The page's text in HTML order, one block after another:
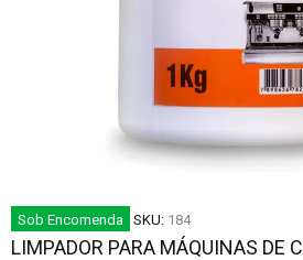
Sob Encomenda SKU: 184
LIMPADOR PARA MÁQUINAS DE